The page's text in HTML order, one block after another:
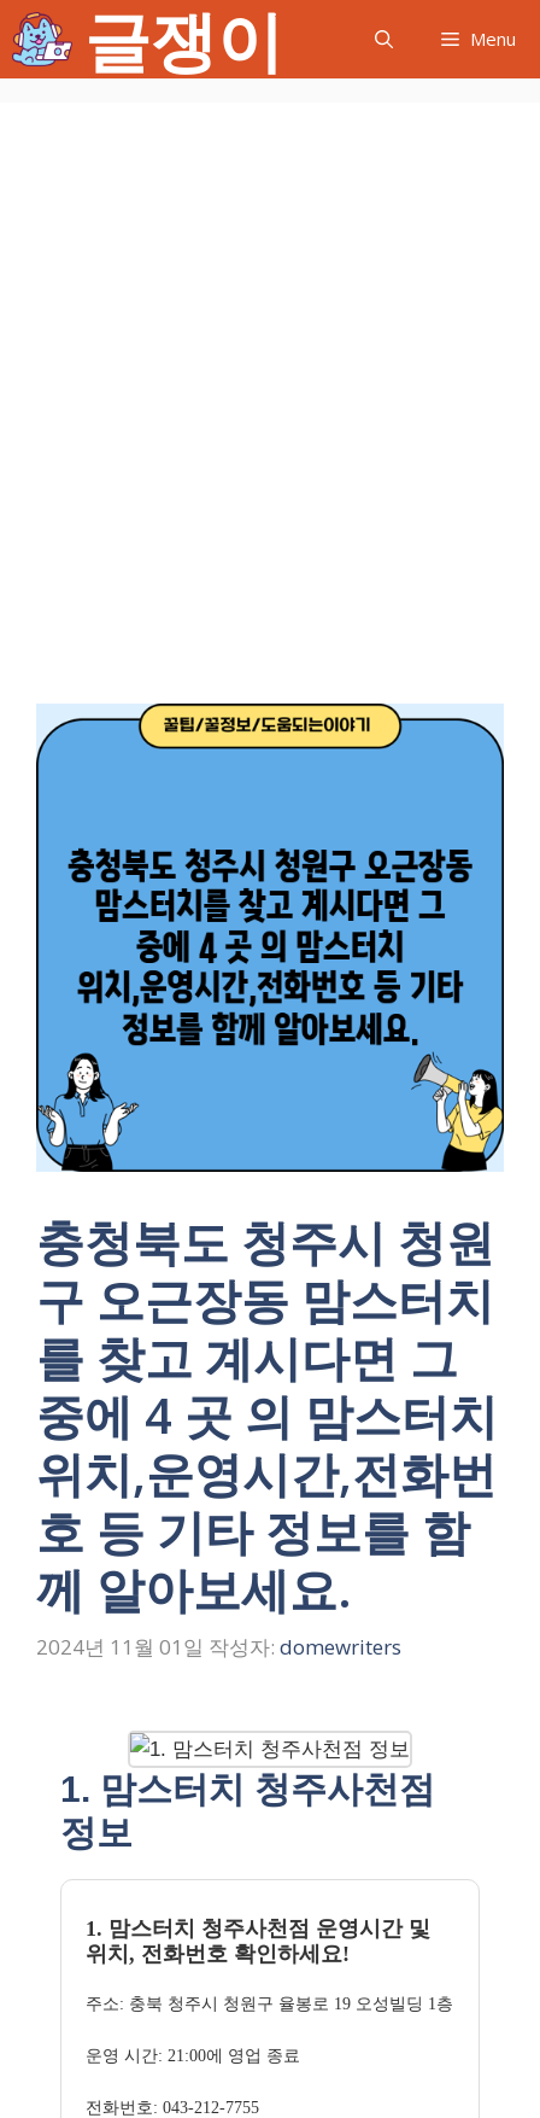
텐
츠
글쟁이 Menu
충청북도 청주시 청원
구 오근장동 맘스터치
를 찾고 계시다면 그
중에 4 곳 의 맘스터치
위치,운영시간,전화번
호 등 기타 정보를 함
께 알아보세요.
2024년 11월 01일 작성자: domewriters
1. 맘스터치 청주사천점
정보
1. 맘스터치 청주사천점 운영시간 및
위치, 전화번호 확인하세요!
주소: 충북 청주시 청원구 율봉로 19 오성빌딩 1층
운영 시간: 21:00에 영업 종료
전화번호: 043-212-7755